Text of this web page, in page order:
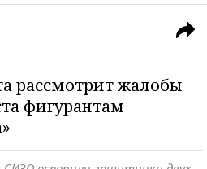
рассмотрит жалобы
фигурантам